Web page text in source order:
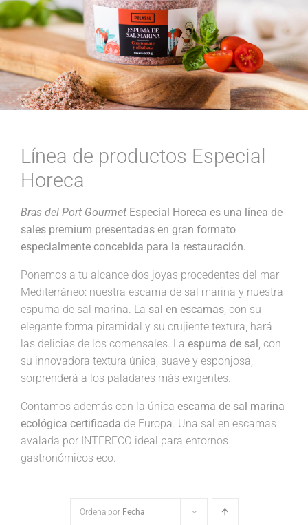
Línea de productos Especial
Horeca
Bras del Port Gourmet Especial Horeca es una línea de
sales premium presentadas en gran formato
especialmente concebida para la restauración.
Ponemos a tu alcance dos joyas procedentes del mar
Mediterráneo: nuestra escama de sal marina y nuestra
espuma de sal marina. La sal en escamas, con su
elegante forma piramidal y su crujiente textura, hará
las delicias de los comensales. La espuma de sal, con
su innovadora textura única, suave y esponjosa,
sorprenderá a los paladares más exigentes.
Contamos además con la única escama de sal marina
ecológica certificada de Europa. Una sal en escamas
avalada por INTERECO ideal para entornos
gastronómicos eco.
Ordena por Fecha